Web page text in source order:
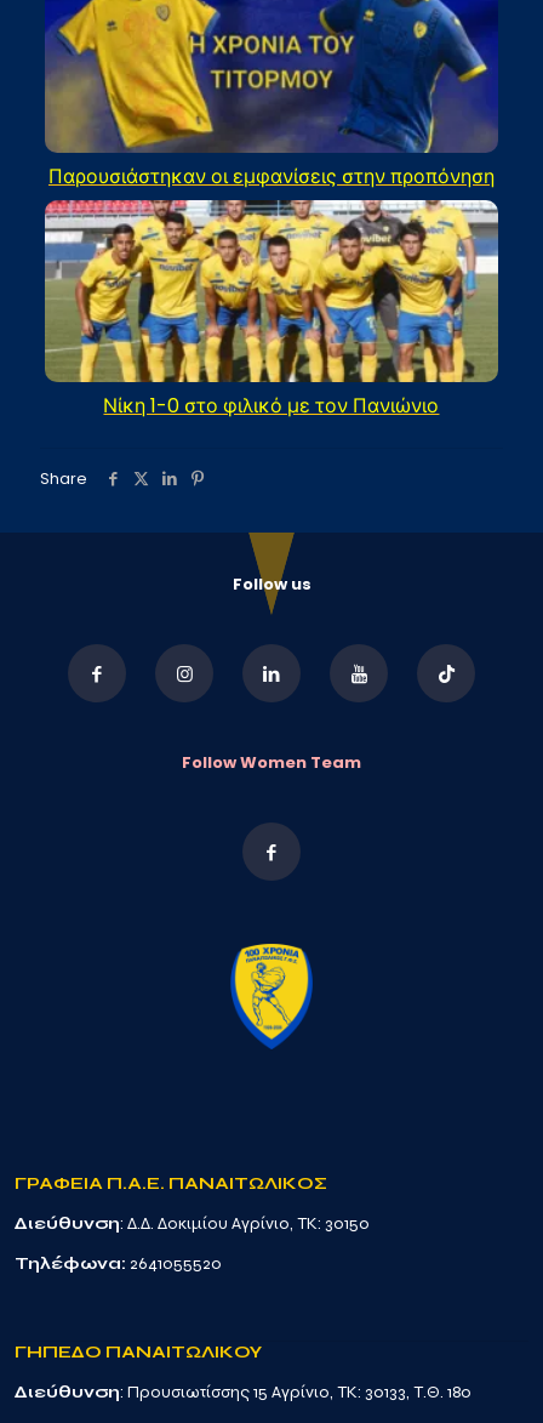
Παρουσιάστηκαν οι εμφανίσεις στην προπόνηση
Νίκη 1-0 στο φιλικό με τον Πανιώνιο
Share
Follow us
Follow Women Team
ΓΡΑΦΕΙΑ Π.Α.Ε. ΠΑΝΑΙΤΩΛΙΚΟΣ
Διεύθυνση: Δ.Δ. Δοκιμίου Αγρίνιο, TK: 30150
Τηλέφωνα: 2641055520
ΓΗΠΕΔΟ ΠΑΝΑΙΤΩΛΙΚΟΥ
Διεύθυνση: Προυσιωτίσσης 15 Αγρίνιο, TK: 30133, Τ.Θ. 180